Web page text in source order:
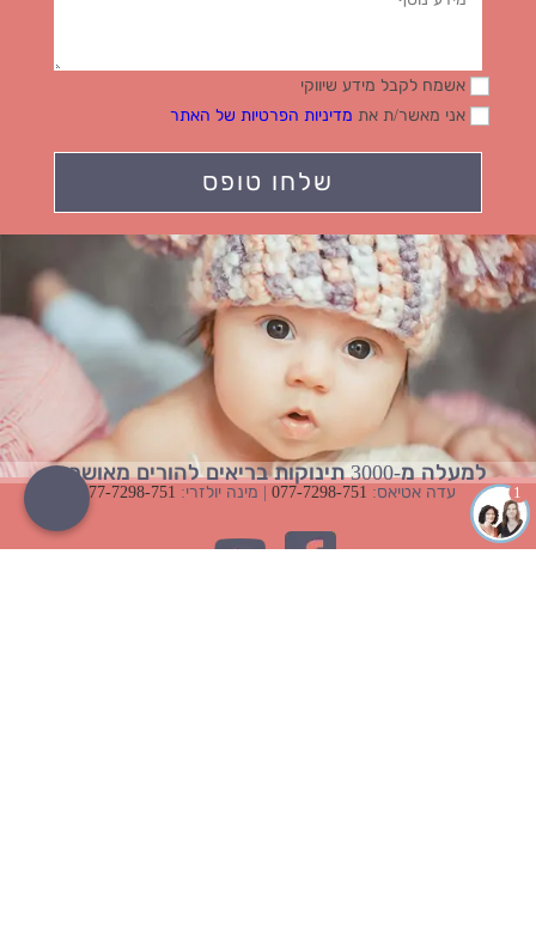
אשמח לקבל מידע שיווקי
אני מאשר/ת את מדיניות הפרטיות של האתר
למעלה מ-3000 תינוקות בריאים להורים מאושרים
עדה אטיאס: 077-7298-751 | מינה יולזרי: 077-7298-751 1